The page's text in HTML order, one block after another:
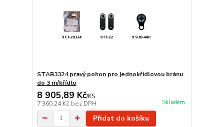
STAR3324 pravý pohon pro jednokřídlovou bránu
do 3 m/křídlo
8 905,89 Kč/KS
7 360,24 Kč bez DPH Skladem
Přidat do košíku